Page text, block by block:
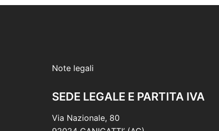
Note legali
SEDE LEGALE E PARTITA IVA
Via Nazionale, 80